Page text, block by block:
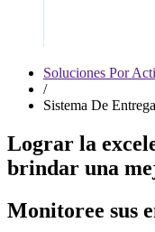
Soluciones Por
/
Sistema De
Lograr la
brindar una
Monitoree sus